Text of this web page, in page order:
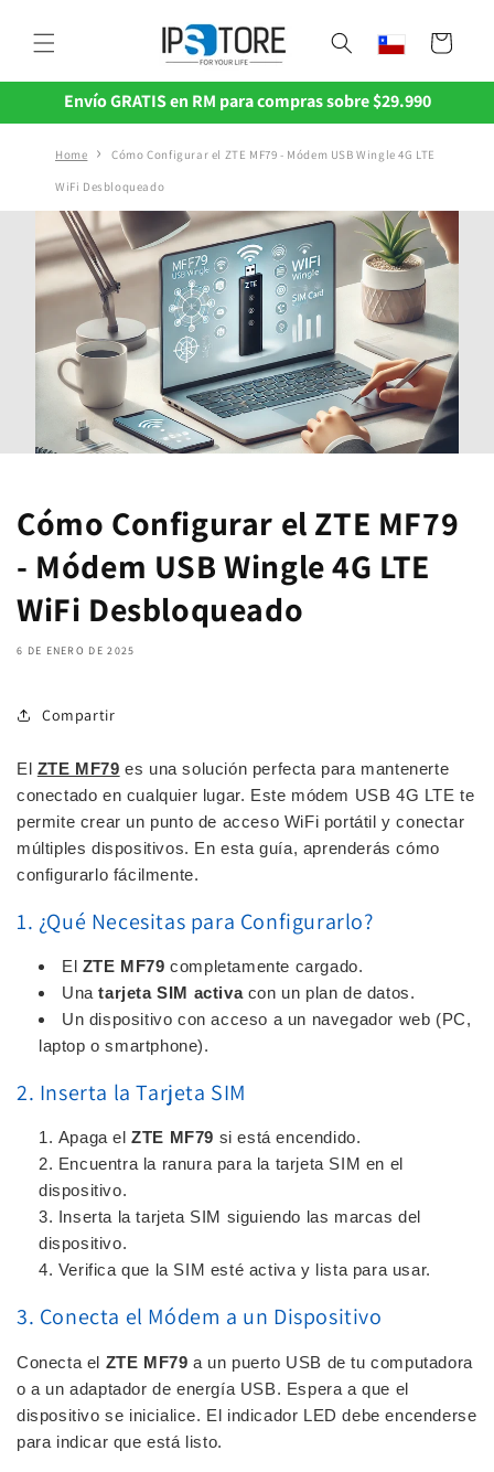
al contenido
Carrito
Envío GRATIS en RM para compras sobre $29.990
Home Cómo Configurar el ZTE MF79 - Módem USB Wingle 4G LTE
WiFi Desbloqueado
Cómo Configurar el ZTE MF79
- Módem USB Wingle 4G LTE
WiFi Desbloqueado
6 DE ENERO DE 2025
Compartir
El ZTE MF79 es una solución perfecta para mantenerte
conectado en cualquier lugar. Este módem USB 4G LTE te
permite crear un punto de acceso WiFi portátil y conectar
múltiples dispositivos. En esta guía, aprenderás cómo
configurarlo fácilmente.
1. ¿Qué Necesitas para Configurarlo?
El ZTE MF79 completamente cargado.
Unatarjeta SIM activacon un plan de datos.
Un dispositivo con acceso a un navegador web (PC,
laptop o smartphone).
2. Inserta la Tarjeta SIM
Apaga elZTE MF79 si está encendido.
Encuentra la ranura para la tarjeta SIM en el
dispositivo.
Inserta la tarjeta SIM siguiendo las marcas del
dispositivo.
Verifica que la SIM esté activa y lista para usar.
3. Conecta el Módem a un Dispositivo
Conecta el ZTE MF79 a un puerto USB de tu computadora
o a un adaptador de energía USB. Espera a que el
dispositivo se inicialice. El indicador LED debe encenderse
para indicar que está listo.